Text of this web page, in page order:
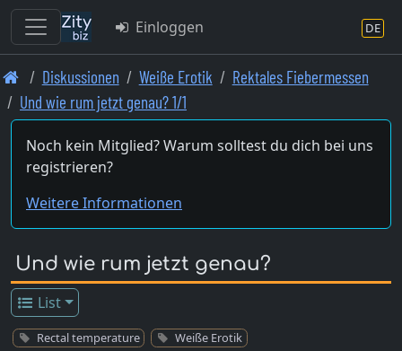
Skip
to
main
content
Einloggen DE
Diskussionen Weiße Erotik
Rektales Fiebermessen
Und wie rum jetzt genau? 1/1
Noch kein Mitglied? Warum solltest du dich bei uns
registrieren?
Weitere Informationen
Und wie rum jetzt genau?
List
Rectal temperature Weiße Erotik